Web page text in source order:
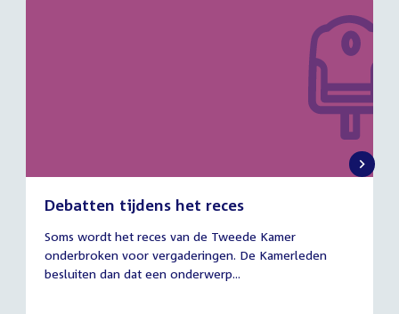
Debatten tijdens het reces
juli
2026
Soms wordt het reces van de Tweede Kamer
onderbroken voor vergaderingen. De Kamerleden
besluiten dan dat een onderwerp...